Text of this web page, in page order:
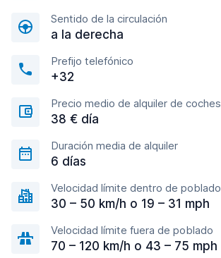
Sentido de la circulación
a la derecha
Prefijo telefónico
+32
Precio medio de alquiler de coches
38 € día
Duración media de alquiler
6 días
Velocidad límite dentro de poblado
30 – 50 km/h o 19 – 31 mph
Velocidad límite fuera de poblado
70 – 120 km/h o 43 – 75 mph